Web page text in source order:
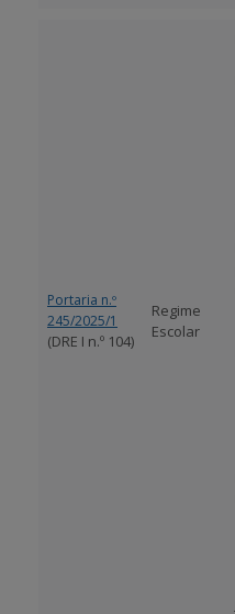
Portaria n.º
245/2025/1
(DRE I n.º 104)
Regime
Escolar